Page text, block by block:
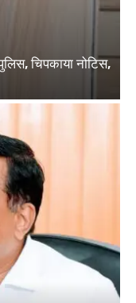
चिपकाया नोटिस,